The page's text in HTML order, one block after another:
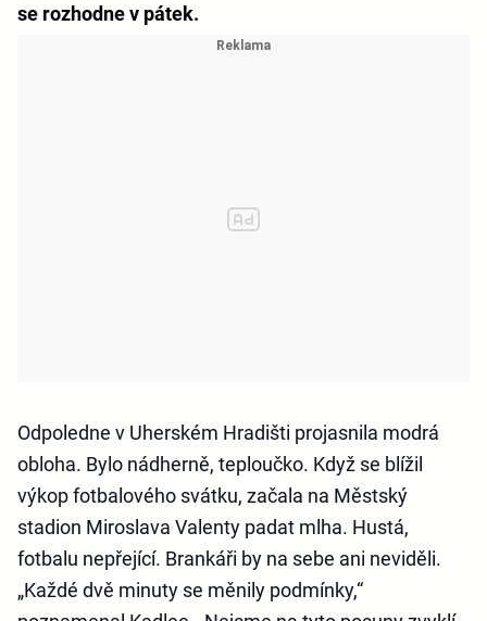
se rozhodne v pátek.
Odpoledne v Uherském Hradišti projasnila modrá
obloha. Bylo nádherně, teploučko. Když se blížil
výkop fotbalového svátku, začala na Městský
stadion Miroslava Valenty padat mlha. Hustá,
fotbalu nepřející. Brankáři by na sebe ani neviděli.
„Každé dvě minuty se měnily podmínky,“